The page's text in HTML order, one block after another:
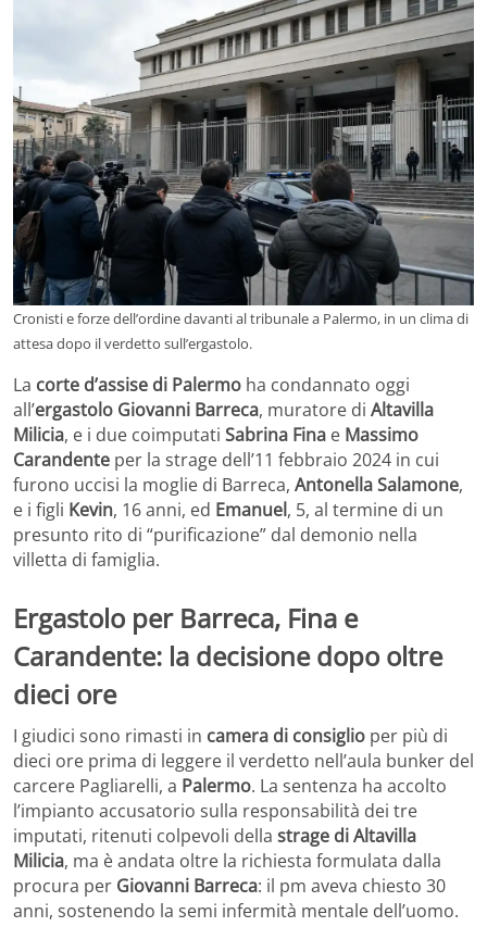
Cronisti e forze dell’ordine davanti al tribunale a Palermo, in un clima di
attesa dopo il verdetto sull’ergastolo.
La corte d’assise di Palermo ha condannato oggi
all’ergastolo Giovanni Barreca, muratore di Altavilla
Milicia, e i due coimputati Sabrina Fina e Massimo
Carandente per la strage dell’11 febbraio 2024 in cui
furono uccisi la moglie di Barreca, Antonella Salamone,
e i figli Kevin, 16 anni, ed Emanuel, 5, al termine di un
presunto rito di “purificazione” dal demonio nella
villetta di famiglia.
Ergastolo per Barreca, Fina e
Carandente: la decisione dopo oltre
dieci ore
I giudici sono rimasti in camera di consiglio per più di
dieci ore prima di leggere il verdetto nell’aula bunker del
carcere Pagliarelli, a Palermo. La sentenza ha accolto
l’impianto accusatorio sulla responsabilità dei tre
imputati, ritenuti colpevoli della strage di Altavilla
Milicia, ma è andata oltre la richiesta formulata dalla
procura per Giovanni Barreca: il pm aveva chiesto 30
anni, sostenendo la semi infermità mentale dell’uomo.